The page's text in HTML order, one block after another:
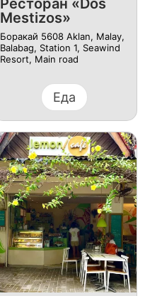
Ресторан «Dos
Mestizos»
Боракай 5608 Aklan, Malay,
Balabag, Station 1, Seawind
Resort, Main road
Еда